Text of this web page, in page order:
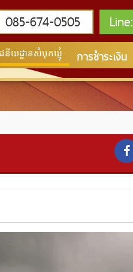
085-674-0505 Line:
នីយដ្ឋានសំបុកឃ្មុំ การชำระเงิน